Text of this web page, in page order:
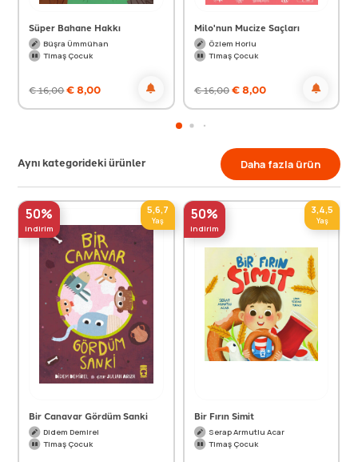
Süper Bahane Hakkı
Büşra Ümmühan
Timaş Çocuk
€16,00€8,00
Milo'nun Mucize Saçları
Özlem Horlu
Timaş Çocuk
€16,00€8,00
Aynı kategorideki ürünler Daha fazla ürün
50%
indirim
5,6,7
Yaş
Bir Canavar Gördüm Sanki
Didem Demirel
Timaş Çocuk
50%
indirim
3,4,5
Yaş
Bir Fırın Simit
Serap Armutlu Acar
Timaş Çocuk